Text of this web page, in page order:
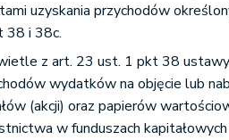
uzyskania przychodów
38 i 38c.
z art. 23 ust. 1 pkt 38 ustawy
wydatków na objęcie lub
(akcji) oraz papierów
w funduszach